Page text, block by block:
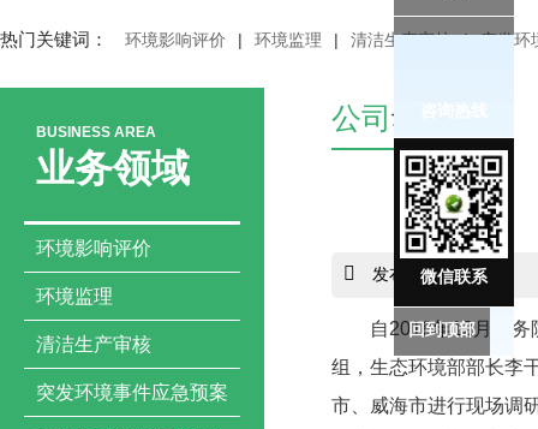
热门关键词： 环境影响评价 | 环境监理 | 清洁生产审核 | 突发环
BUSINESS AREA
业务领域
环境影响评价
环境监理
清洁生产审核
突发环境事件应急预案
公司 动态
发布：china-hnah
自2018年12月国务院
组，生态环境部部长李
市、威海市进行现场调
微信联系
回到顶部